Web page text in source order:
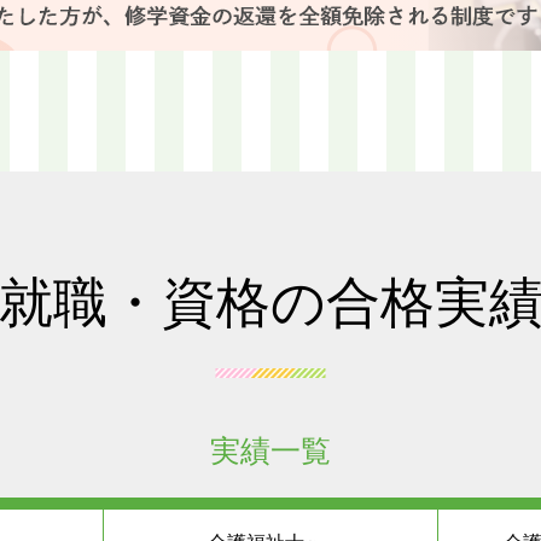
職・資格の合格実
実績一覧